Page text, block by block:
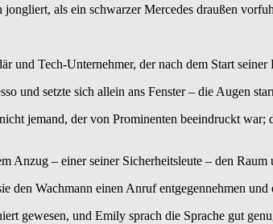
als ein schwarzer Mercedes draußen
und Tech‑Unternehmer, der nach dem Start
und setzte sich allein ans Fenster – die Augen
jemand, der von Prominenten beeindruckt war;
Anzug – einer seiner Sicherheitsleute – den Raum
den Wachmann einen Anruf entgegennehmen
gewesen, und Emily sprach die Sprache gut